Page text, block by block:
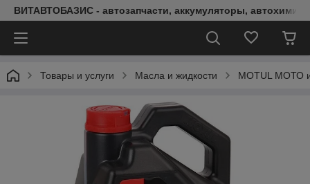
ВИТАВТОБАЗИС - автозапчасти, аккумуляторы, автохимия,
Товары и услуги Масла и жидкости MOTUL МОТО